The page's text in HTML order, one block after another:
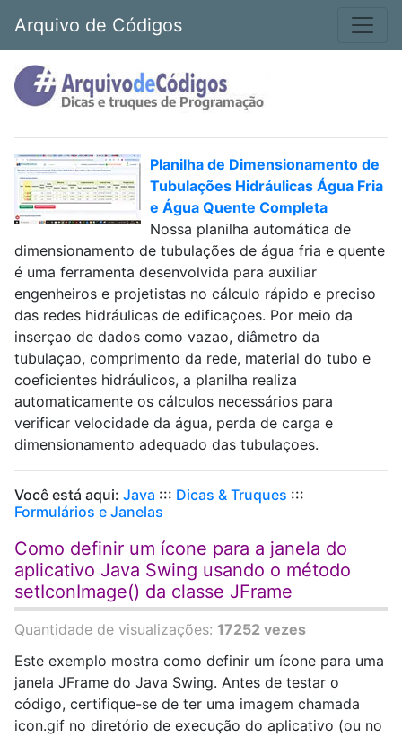
Arquivo de Códigos
Planilha de Dimensionamento de
Tubulações Hidráulicas Água Fria
e Água Quente Completa
Nossa planilha automática de
dimensionamento de tubulações de água fria e quente
é uma ferramenta desenvolvida para auxiliar
engenheiros e projetistas no cálculo rápido e preciso
das redes hidráulicas de edificaçoes. Por meio da
inserçao de dados como vazao, diâmetro da
tubulaçao, comprimento da rede, material do tubo e
coeficientes hidráulicos, a planilha realiza
automaticamente os cálculos necessários para
verificar velocidade da água, perda de carga e
dimensionamento adequado das tubulaçoes.
Você está aqui: Java ::: Dicas & Truques :::
Formulários e Janelas
Como definir um ícone para a janela do
aplicativo Java Swing usando o método
setIconImage() da classe JFrame
Quantidade de visualizações: 17252 vezes
Este exemplo mostra como definir um ícone para uma
janela JFrame do Java Swing. Antes de testar o
código, certifique-se de ter uma imagem chamada
icon.gif no diretório de execução do aplicativo (ou no